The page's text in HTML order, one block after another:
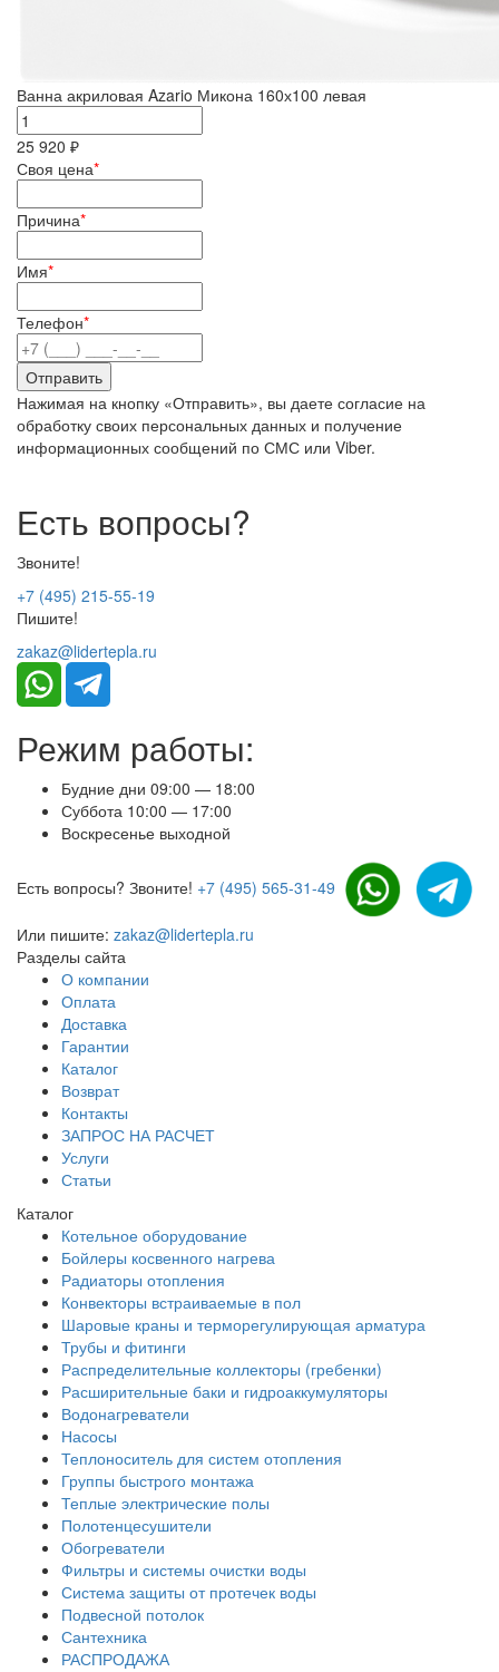
Ванна акриловая Azario Микона 160х100 левая
25 920 ₽
Своя цена*
Причина*
Имя*
Телефон*
Нажимая на кнопку «Отправить», вы даете согласие на
обработку своих персональных данных и получение
информационных сообщений по СМС или Viber.
Есть вопросы?
Звоните!
+7 (495) 215-55-19
Пишите!
zakaz@lidertepla.ru
Режим работы:
Будние дни 09:00 — 18:00
Суббота 10:00 — 17:00
Воскресенье выходной
Есть вопросы? Звоните! +7 (495) 565-31-49
Или пишите: zakaz@lidertepla.ru
Разделы сайта
О компании
Оплата
Доставка
Гарантии
Каталог
Возврат
Контакты
ЗАПРОС НА РАСЧЕТ
Услуги
Статьи
Каталог
Котельное оборудование
Бойлеры косвенного нагрева
Радиаторы отопления
Конвекторы встраиваемые в пол
Шаровые краны и терморегулирующая арматура
Трубы и фитинги
Распределительные коллекторы (гребенки)
Расширительные баки и гидроаккумуляторы
Водонагреватели
Насосы
Теплоноситель для систем отопления
Группы быстрого монтажа
Теплые электрические полы
Полотенцесушители
Обогреватели
Фильтры и системы очистки воды
Система защиты от протечек воды
Подвесной потолок
Сантехника
РАСПРОДАЖА